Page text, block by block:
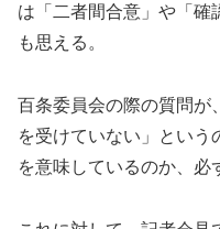
は「二者間合意」や「確
も思える。
百条委員会の際の質問が
を受けていない」という
を意味しているのか、必